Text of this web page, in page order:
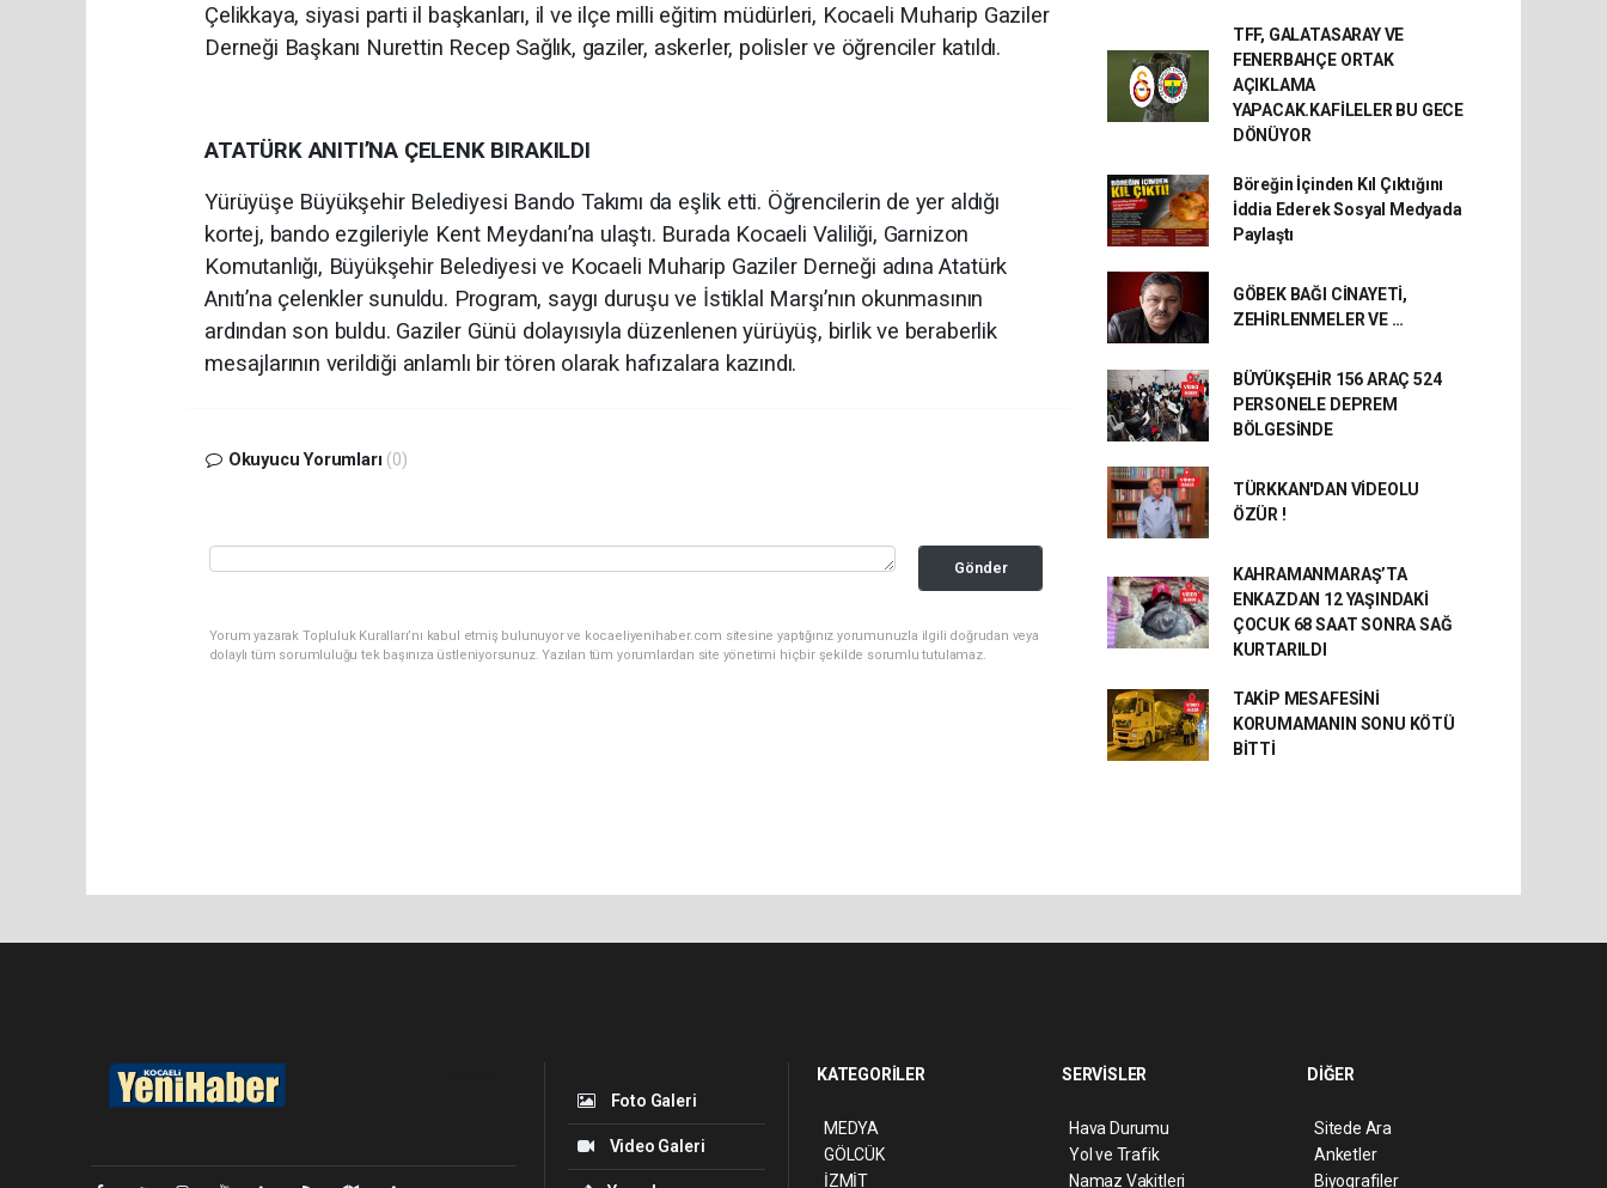
Çelikkaya, siyasi parti il başkanları, il ve ilçe milli eğitim müdürleri, Kocaeli Muharip Gaziler
Derneği Başkanı Nurettin Recep Sağlık, gaziler, askerler, polisler ve öğrenciler katıldı.
ATATÜRK ANITI’NA ÇELENK BIRAKILDI
Yürüyüşe Büyükşehir Belediyesi Bando Takımı da eşlik etti. Öğrencilerin de yer aldığı
kortej, bando ezgileriyle Kent Meydanı’na ulaştı. Burada Kocaeli Valiliği, Garnizon
Komutanlığı, Büyükşehir Belediyesi ve Kocaeli Muharip Gaziler Derneği adına Atatürk
Anıtı’na çelenkler sunuldu. Program, saygı duruşu ve İstiklal Marşı’nın okunmasının
ardından son buldu. Gaziler Günü dolayısıyla düzenlenen yürüyüş, birlik ve beraberlik
mesajlarının verildiği anlamlı bir tören olarak hafızalara kazındı.
Okuyucu Yorumları (0)
Gönder
Yorum yazarak Topluluk Kuralları’nı kabul etmiş bulunuyor ve kocaeliyenihaber.com sitesine yaptığınız yorumunuzla ilgili doğrudan veya
dolaylı tüm sorumluluğu tek başınıza üstleniyorsunuz. Yazılan tüm yorumlardan site yönetimi hiçbir şekilde sorumlu tutulamaz.
TFF, GALATASARAY VE
FENERBAHÇE ORTAK
AÇIKLAMA
YAPACAK.KAFİLELER BU GECE
DÖNÜYOR
Böreğin İçinden Kıl Çıktığını
İddia Ederek Sosyal Medyada
Paylaştı
GÖBEK BAĞI CİNAYETİ,
ZEHİRLENMELER VE …
BÜYÜKŞEHİR 156 ARAÇ 524
PERSONELE DEPREM
BÖLGESİNDE
TÜRKKAN'DAN VİDEOLU
ÖZÜR !
KAHRAMANMARAŞ’TA
ENKAZDAN 12 YAŞINDAKİ
ÇOCUK 68 SAAT SONRA SAĞ
KURTARILDI
TAKİP MESAFESİNİ
KORUMAMANIN SONU KÖTÜ
BİTTİ
Foto Galeri
Video Galeri
KATEGORİLER
MEDYA
GÖLCÜK
İZMİT
SERVİSLER
Hava Durumu
Yol ve Trafik
Namaz Vakitleri
DİĞER
Sitede Ara
Anketler
Biyografiler